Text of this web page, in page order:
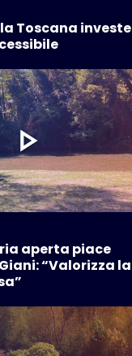
Toscana investe
aperta piace
“Valorizza la